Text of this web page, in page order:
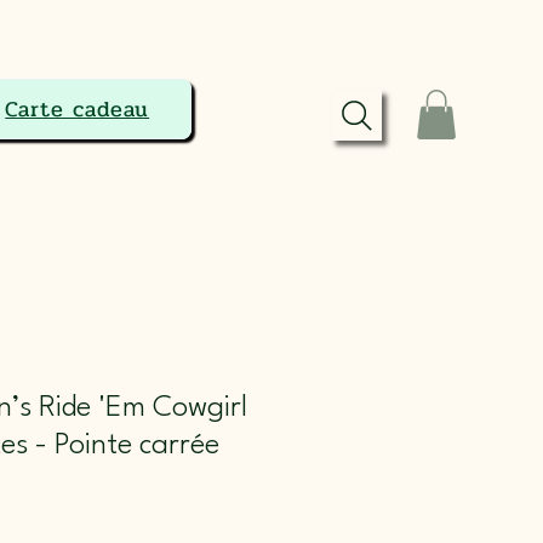
Carte cadeau
Ride 'Em Cowgirl
- Pointe carrée